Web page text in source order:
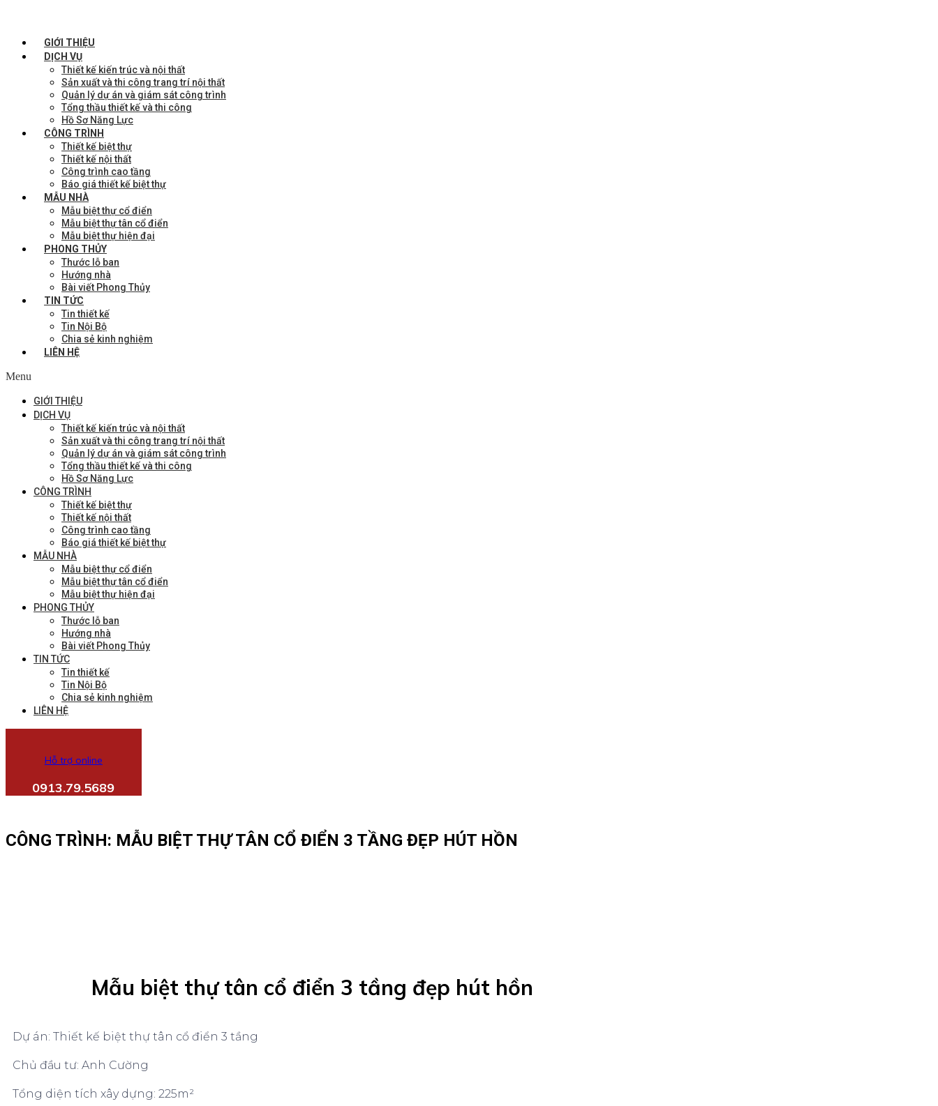
GIỚI THIỆU
DỊCH VỤ
Thiết kế kiến trúc và nội thất
Sản xuất và thi công trang trí nội thất
Quản lý dự án và giám sát công trình
Tổng thầu thiết kế và thi công
Hồ Sơ Năng Lực
CÔNG TRÌNH
Thiết kế biệt thự
Thiết kế nội thất
Công trình cao tầng
Báo giá thiết kế biệt thự
MẪU NHÀ
Mẫu biệt thự cổ điển
Mẫu biệt thự tân cổ điển
Mẫu biệt thự hiện đại
PHONG THỦY
Thước lỗ ban
Hướng nhà
Bài viết Phong Thủy
TIN TỨC
Tin thiết kế
Tin Nội Bộ
Chia sẻ kinh nghiệm
LIÊN HỆ
Menu
GIỚI THIỆU
DỊCH VỤ
Thiết kế kiến trúc và nội thất
Sản xuất và thi công trang trí nội thất
Quản lý dự án và giám sát công trình
Tổng thầu thiết kế và thi công
Hồ Sơ Năng Lực
CÔNG TRÌNH
Thiết kế biệt thự
Thiết kế nội thất
Công trình cao tầng
Báo giá thiết kế biệt thự
MẪU NHÀ
Mẫu biệt thự cổ điển
Mẫu biệt thự tân cổ điển
Mẫu biệt thự hiện đại
PHONG THỦY
Thước lỗ ban
Hướng nhà
Bài viết Phong Thủy
TIN TỨC
Tin thiết kế
Tin Nội Bộ
Chia sẻ kinh nghiệm
LIÊN HỆ
Hỗ trợ online
0913.79.5689
CÔNG TRÌNH: MẪU BIỆT THỰ TÂN CỔ ĐIỂN 3 TẦNG ĐẸP HÚT HỒN
Mẫu biệt thự tân cổ điển 3 tầng đẹp hút hồn
Dự án: Thiết kế biệt thự tân cổ điển 3 tầng
Chủ đầu tư: Anh Cường
Tổng diện tích xây dựng: 225m²